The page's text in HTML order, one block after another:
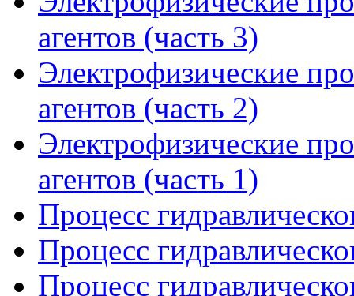
агентов (часть 3)
Электрофизические
агентов (часть 2)
Электрофизические
агентов (часть 1)
Процесс
Процесс
Процесс